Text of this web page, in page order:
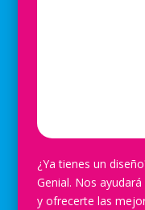
¿Ya tienes un
Genial. Nos
y ofrecerte las